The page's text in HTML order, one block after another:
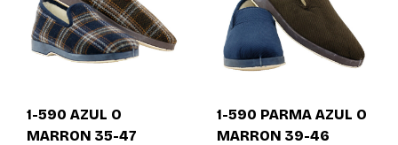
1-590 AZUL O
MARRON 35-47
1-590 PARMA AZUL O
MARRON 39-46